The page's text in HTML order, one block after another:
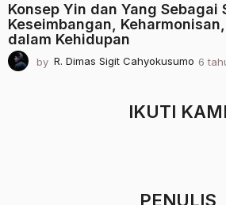
Konsep Yin dan Yang Sebagai
Keseimbangan,
dalam Kehidupan
by R. Dimas Sigit Cahyokusumo 6
IKUTI KAMI
PENULIS